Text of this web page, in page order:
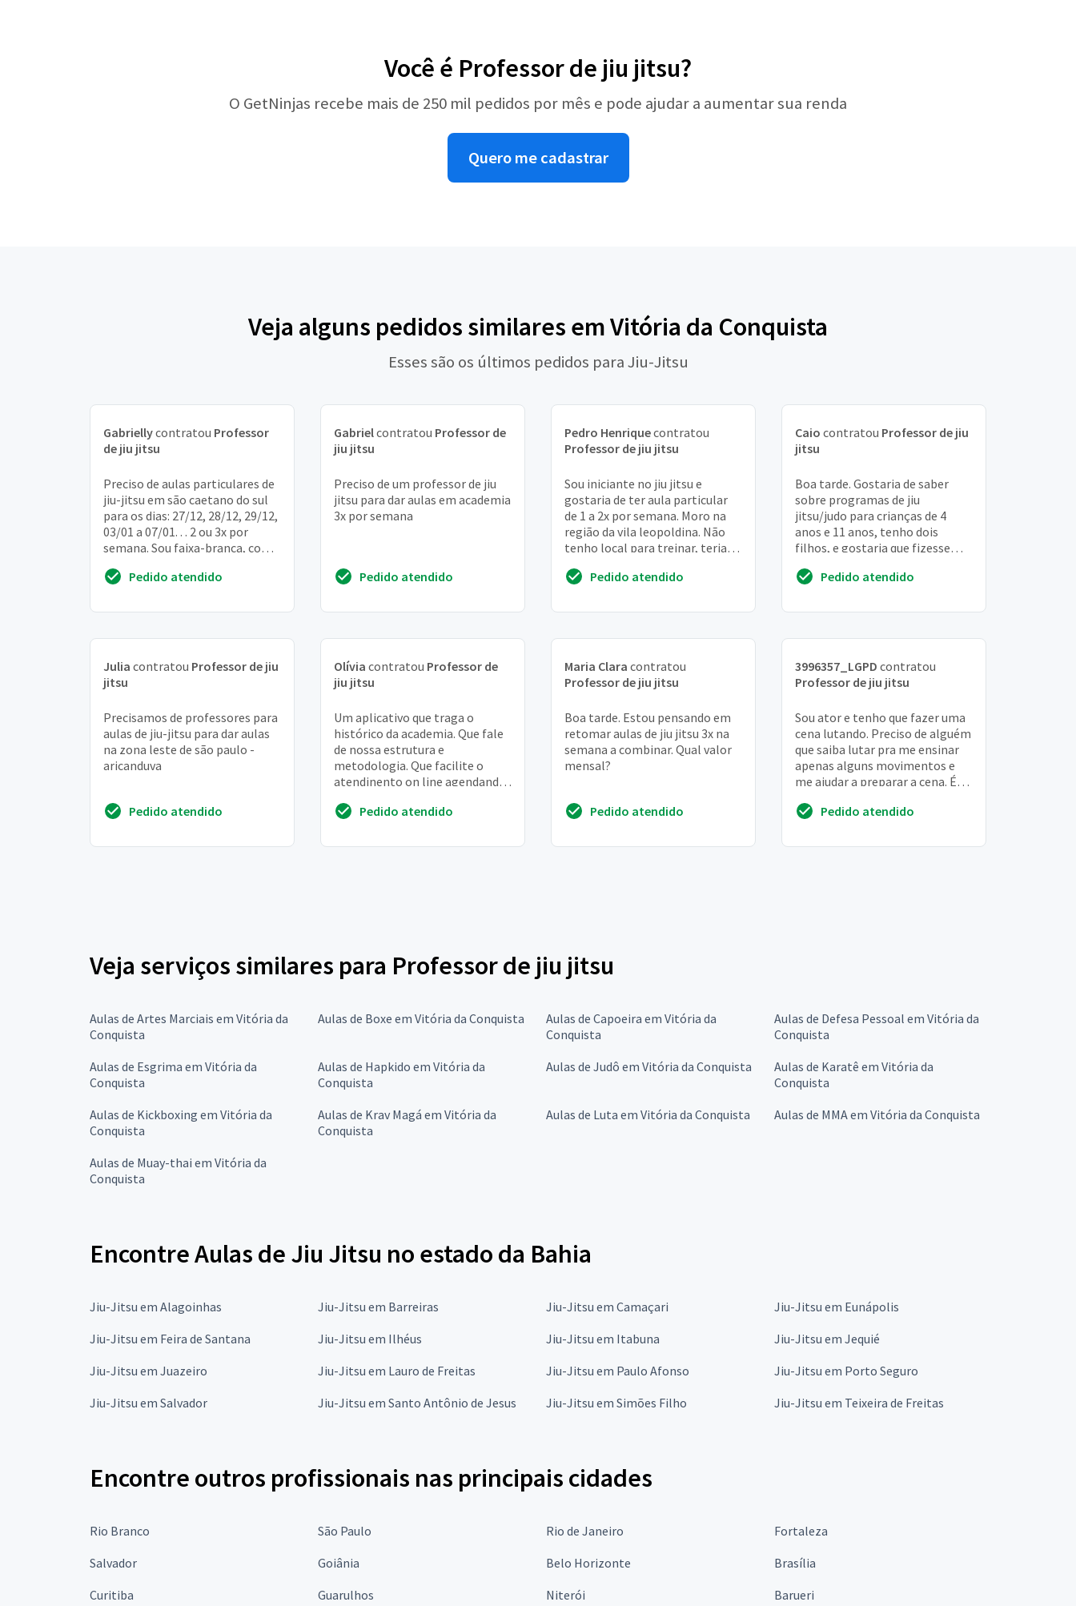
Você é Professor de jiu jitsu?
O GetNinjas recebe mais de 250 mil pedidos por mês e pode ajudar a aumentar sua renda
Quero me cadastrar
Veja alguns pedidos similares em Vitória da Conquista
Esses são os últimos pedidos para Jiu-Jitsu
Gabriellycontratou Professor
de jiu jitsu
Preciso de aulas particulares de
jiu-jitsu em são caetano do sul
para os dias: 27/12, 28/12, 29/12,
03/01 a 07/01. . . 2 ou 3x por
semana. Sou faixa-branca, com
Pedido atendido
Gabrielcontratou Professor de
jiu jitsu
Preciso de um professor de jiu
jitsu para dar aulas em academia
3x por semana
Pedido atendido
Pedro Henriquecontratou
Professor de jiu jitsu
Sou iniciante no jiu jitsu e
gostaria de ter aula particular
de 1 a 2x por semana. Moro na
região da vila leopoldina. Não
tenho local para treinar, teria
...
Pedido atendido
Caio contratou Professor de jiu
jitsu
Boa tarde. Gostaria de saber
sobre programas de jiu
jitsu/judo para crianças de 4
anos e 11 anos, tenho dois
filhos, e gostaria que fizessem
menino, muriel, de 4 ...
Pedido atendido
Julia contratou Professor de jiu
jitsu
Precisamos de professores para
aulas de jiu-jitsu para dar aulas
na zona leste de são paulo -
aricanduva
Pedido atendido
Olívia contratou Professor de
jiu jitsu
Um aplicativo que traga o
histórico da academia. Que fale
de nossa estrutura e
metodologia. Que facilite o
atendinento on line agendando
experimentais. Que dê
Pedido atendido
Maria Clara contratou
Professor de jiu jitsu
Boa tarde. Estou pensando em
retomar aulas de jiu jitsu 3x na
semana a combinar. Qual valor
mensal?
Pedido atendido
3996357_LGPD contratou
Professor de jiu jitsu
Sou ator e tenho que fazer uma
cena lutando. Preciso de alguém
que saiba lutar pra me ensinar
apenas alguns movimentos e
me ajudar a preparar a cena. É
Pedido atendido
Veja serviços similares para Professor de jiu jitsu
Aulas de Artes Marciais em Vitória da
Conquista
Aulas de Boxe em Vitória da Conquista
Aulas de Capoeira em Vitória da
Conquista
Aulas de Defesa Pessoal em Vitória da
Conquista
Aulas de Esgrima em Vitória da
Conquista
Aulas de Hapkido em Vitória da
Conquista
Aulas de Judô em Vitória da Conquista
Aulas de Karatê em Vitória da
Conquista
Aulas de Kickboxing em Vitória da
Conquista
Aulas de Krav Magá em Vitória da
Conquista
Aulas de Luta em Vitória da Conquista Aulas de MMA em Vitória da Conquista
Aulas de Muay-thai em Vitória da
Conquista
Encontre Aulas de Jiu Jitsu no estado da Bahia
Jiu-Jitsu em Alagoinhas Jiu-Jitsu em Barreiras Jiu-Jitsu em Camaçari
Jiu-Jitsu em Eunápolis
Jiu-Jitsu em Feira de Santana
Jiu-Jitsu em Ilhéus Jiu-Jitsu em Itabuna
Jiu-Jitsu em Jequié
Jiu-Jitsu em Juazeiro
Jiu-Jitsu em Lauro de Freitas Jiu-Jitsu em Paulo Afonso
Jiu-Jitsu em Porto Seguro
Jiu-Jitsu em Salvador
Jiu-Jitsu em Santo Antônio de Jesus Jiu-Jitsu em Simões Filho Jiu-Jitsu em Teixeira de Freitas
Encontre outros profissionais nas principais cidades
Rio Branco São Paulo Rio de Janeiro
Fortaleza
Salvador
Goiânia Belo Horizonte
Brasília
Curitiba
Guarulhos Niterói Barueri